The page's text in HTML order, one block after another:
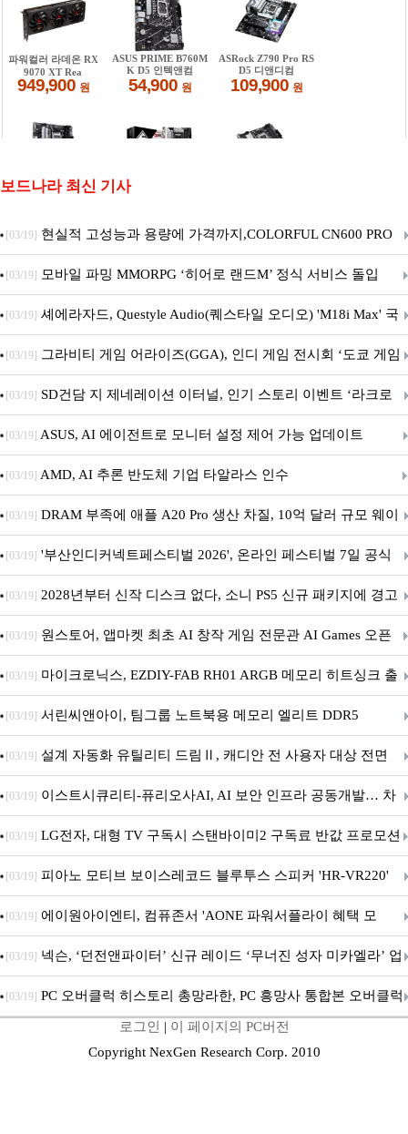
보드나라 최신 기사
[03/19] 현실적 고성능과 용량에 가격까지,COLORFUL CN600 PRO
M.2 NVMe 디앤디컴 1TB
[03/19] 모바일 파밍 MMORPG ‘히어로 랜드M’ 정식 서비스 돌입
[03/19] 셰에라자드, Questyle Audio(퀘스타일 오디오) 'M18i Max' 국
내 정식 출시
[03/19] 그라비티 게임 어라이즈(GGA), 인디 게임 전시회 ‘도쿄 게임
던전 13’ 참가!
[03/19] SD건담 지 제네레이션 이터널, 인기 스토리 이벤트 ‘라크로
아의 용사’ 재개최 및 풍성한 기념 이벤트 실시!
[03/19] ASUS, AI 에이전트로 모니터 설정 제어 가능 업데이트
[03/19] AMD, AI 추론 반도체 기업 타알라스 인수
[03/19] DRAM 부족에 애플 A20 Pro 생산 차질, 10억 달러 규모 웨이
퍼 대기
[03/19] '부산인디커넥트페스티벌 2026', 온라인 페스티벌 7일 공식
개막... 22일간 진행
[03/19] 2028년부터 신작 디스크 없다, 소니 PS5 신규 패키지에 경고
문 추가
[03/19] 원스토어, 앱마켓 최초 AI 창작 게임 전문관 AI Games 오픈
[03/19] 마이크로닉스, EZDIY-FAB RH01 ARGB 메모리 히트싱크 출
시
[03/19] 서린씨앤아이, 팀그룹 노트북용 메모리 엘리트 DDR5
5600MHz 16GB 출시
[03/19] 설계 자동화 유틸리티 드림Ⅱ, 캐디안 전 사용자 대상 전면
무상 배포
[03/19] 이스트시큐리티-퓨리오사AI, AI 보안 인프라 공동개발… 차
세대 AI 보안 플랫폼 구축
[03/19] LG전자, 대형 TV 구독시 스탠바이미2 구독료 반값 프로모션
[03/19] 피아노 모티브 보이스레코드 블루투스 스피커 'HR-VR220'
출시
[03/19] 에이원아이엔티, 컴퓨존서 'AONE 파워서플라이 혜택 모
음.ZIP' 이벤트 진행
[03/19] 넥슨, ‘던전앤파이터’ 신규 레이드 ‘무너진 성자 미카엘라’ 업
데이트!
[03/19] PC 오버클럭 히스토리 총망라한, PC 흥망사 통합본 오버클럭
로그인 | 이 페이지의 PC버전
Copyright NexGen Research Corp. 2010